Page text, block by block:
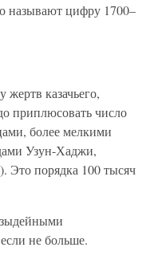
называют цифру 1700–
казачьего,
приплюсовать число
более мелкими
Узун-Хаджи,
Это порядка 100 тысяч
не больше.